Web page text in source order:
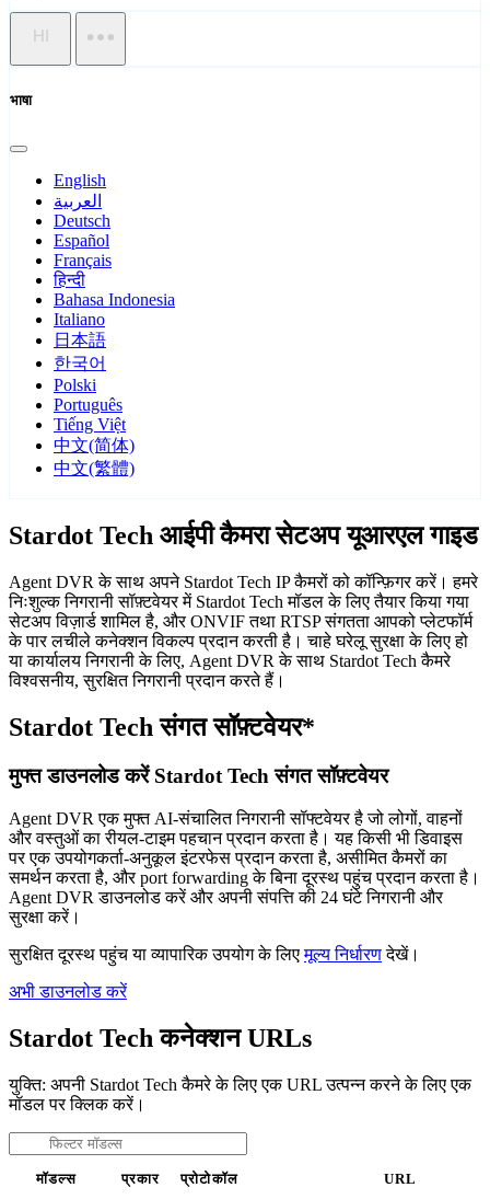
HI
भाषा
English
العربية
Deutsch
Español
Français
हिन्दी
Bahasa Indonesia
Italiano
日本語
한국어
Polski
Português
Tiếng Việt
中文(简体)
中文(繁體)
Stardot Tech आईपी कैमरा सेटअप यूआरएल गाइड
Agent DVR के साथ अपने Stardot Tech IP कैमरों को कॉन्फ़िगर करें। हमरे
निःशुल्क निगरानी सॉफ़्टवेयर में Stardot Tech मॉडल के लिए तैयार किया गया
सेटअप विज़ार्ड शामिल है, और ONVIF तथा RTSP संगतता आपको प्लेटफॉर्म
के पार लचीले कनेक्शन विकल्प प्रदान करती है। चाहे घरेलू सुरक्षा के लिए हो
या कार्यालय निगरानी के लिए, Agent DVR के साथ Stardot Tech कैमरे
विश्वसनीय, सुरक्षित निगरानी प्रदान करते हैं।
Stardot Tech संगत सॉफ़्टवेयर*
मुफ्त डाउनलोड करें Stardot Tech संगत सॉफ़्टवेयर
Agent DVR एक मुफ्त AI-संचालित निगरानी सॉफ्टवेयर है जो लोगों, वाहनों
और वस्तुओं का रीयल-टाइम पहचान प्रदान करता है। यह किसी भी डिवाइस
पर एक उपयोगकर्ता-अनुकूल इंटरफेस प्रदान करता है, असीमित कैमरों का
समर्थन करता है, और port forwarding के बिना दूरस्थ पहुंच प्रदान करता है।
Agent DVR डाउनलोड करें और अपनी संपत्ति की 24 घंटे निगरानी और
सुरक्षा करें।
सुरक्षित दूरस्थ पहुंच या व्यापारिक उपयोग के लिएमूल्य निर्धारणदेखें।
अभी डाउनलोड करें
Stardot Tech कनेक्शन URLs
युक्ति: अपनी Stardot Tech कैमरे के लिए एक URL उत्पन्न करने के लिए एक
मॉडल पर क्लिक करें।
मॉडल्स प्रकार प्रोटोकॉल URL